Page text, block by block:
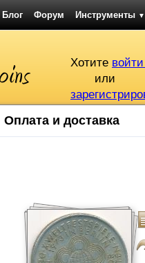
Блог Форум Инструменты ▼
Хотите
или
Оплата и доставка